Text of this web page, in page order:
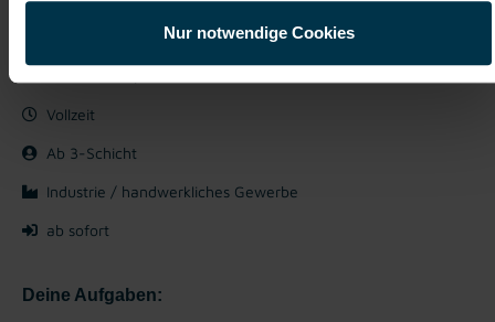
Nur notwendige Cookies
Lannach, Steiermark
Vollzeit
Ab 3-Schicht
Industrie / handwerkliches Gewerbe
ab sofort
Deine Aufgaben: